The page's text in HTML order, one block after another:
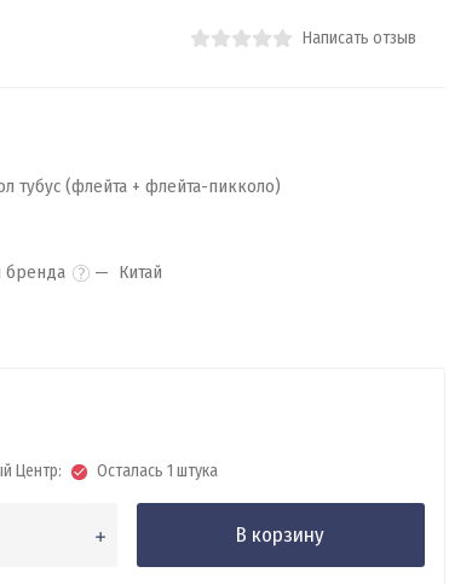
Написать отзыв
тубус (флейта + флейта-пикколо)
бренда
Китай
Центр: Осталась 1 штука
В корзину